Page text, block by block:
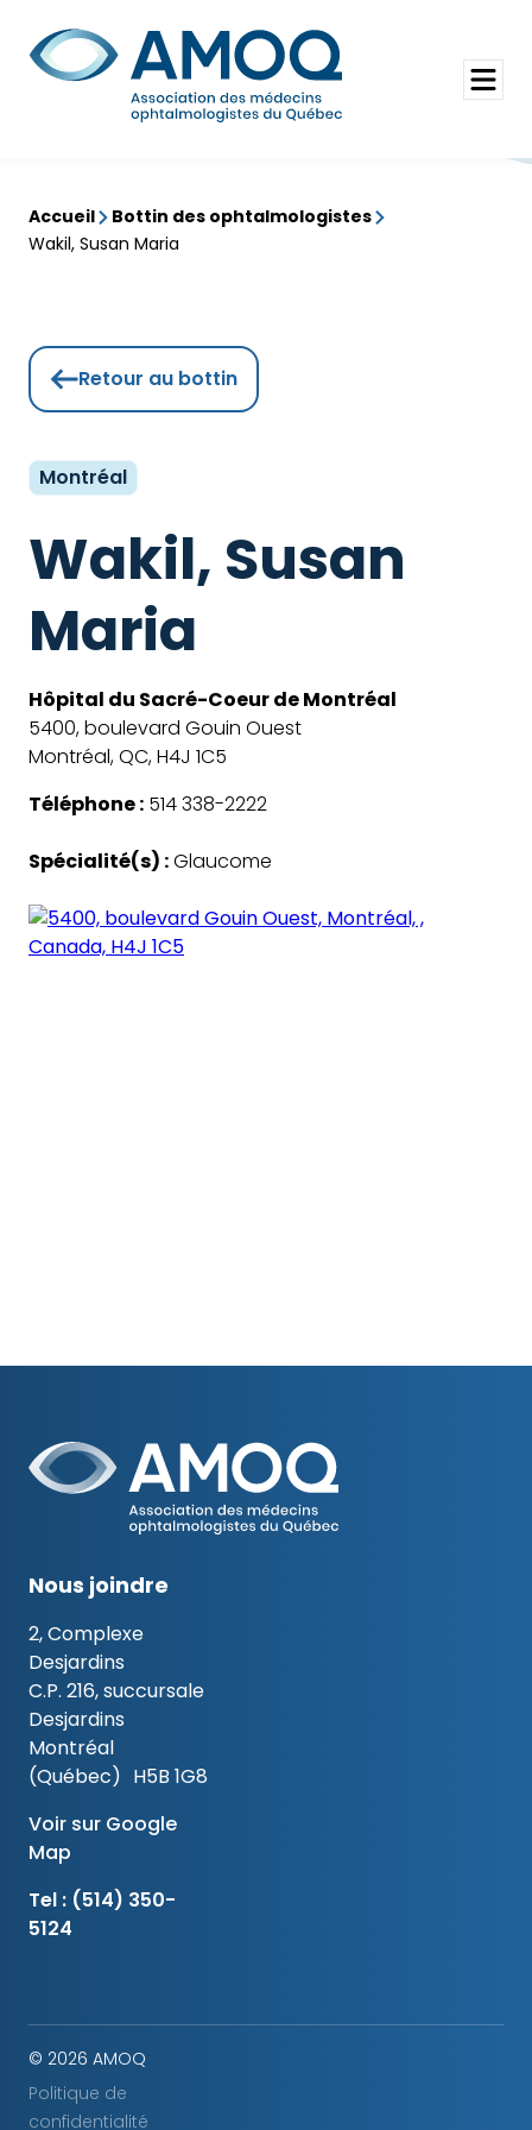
contenu
Rechercher
Ouvrir
le
Accueil
Bottin des ophtalmologistes
Wakil, Susan Maria
Retour au bottin
Montréal
Wakil, Susan
Maria
Hôpital du Sacré-Coeur de Montréal
5400, boulevard Gouin Ouest
Montréal, QC, H4J 1C5
Téléphone : 514 338-2222
Spécialité(s) :Glaucome
Nous joindre
2, Complexe
Desjardins
C.P. 216, succursale
Desjardins
Montréal
(Québec) H5B 1G8
Voir sur Google
Map
Tel : (514) 350-
5124
© 2026 AMOQ
Politique de
confidentialité